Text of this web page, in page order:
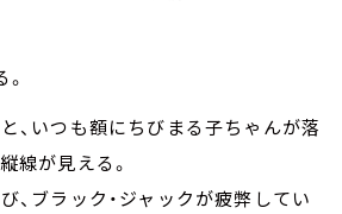
、いつも額にちびまる子ちゃんが落
線が見える。
、ブラック・ジャックが疲弊してい